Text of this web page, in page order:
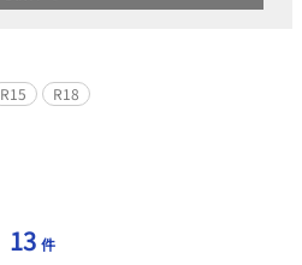
R15 R18
13 件